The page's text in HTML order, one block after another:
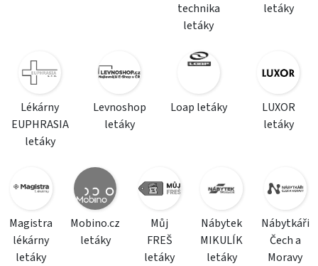
technika
letáky
letáky
Lékárny
EUPHRASIA
letáky
Levnoshop
letáky
Loap letáky
LUXOR
letáky
Magistra
lékárny
letáky
Mobino.cz
letáky
Můj
FREŠ
letáky
Nábytek
MIKULÍK
letáky
Nábytkáři
Čech a
Moravy